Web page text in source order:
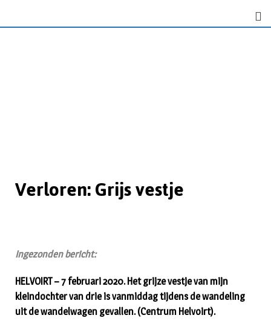
Verloren: Grijs vestje
Ingezonden bericht:
HELVOIRT – 7 februari 2020. Het grijze vestje van mijn
kleindochter van drie is vanmiddag tijdens de wandeling
uit de wandelwagen gevallen. (Centrum Helvoirt).